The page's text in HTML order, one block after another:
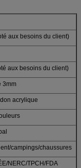
aux besoins du client)
aux besoins du client)
3mm
acrylique
campings/chaussures
NERC/TPCH/FDA